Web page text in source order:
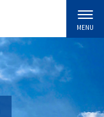
MENU